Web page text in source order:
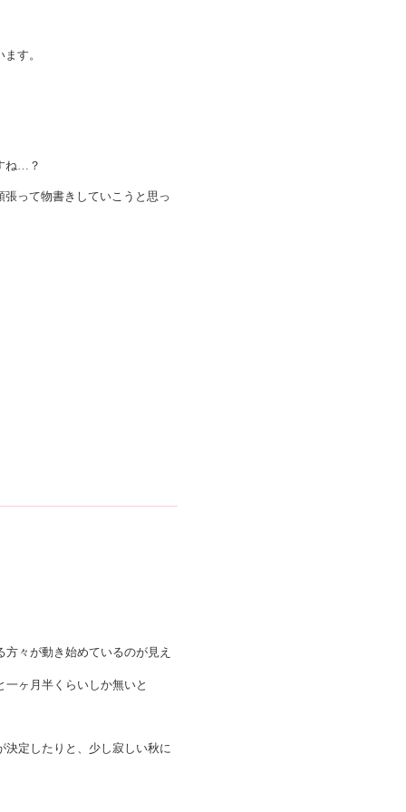
す。
ね…？
って物書きしていこうと思っ
々が動き始めているのが見え
ヶ月半くらいしか無いと
定したりと、少し寂しい秋に